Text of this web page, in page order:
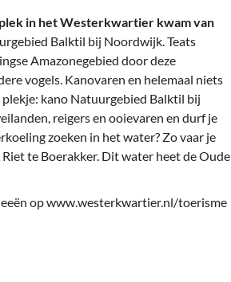
in het Westerkwartier kwam van
Balktil bij Noordwijk. Teats
Amazonegebied door deze
vogels. Kanovaren en helemaal niets
kano Natuurgebied Balktil bij
reigers en ooievaren en durf je
zoeken in het water? Zo vaar je
te Boerakker. Dit water heet de Oude
op www.westerkwartier.nl/toerisme